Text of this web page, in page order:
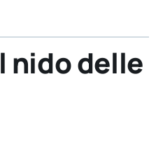
nido delle